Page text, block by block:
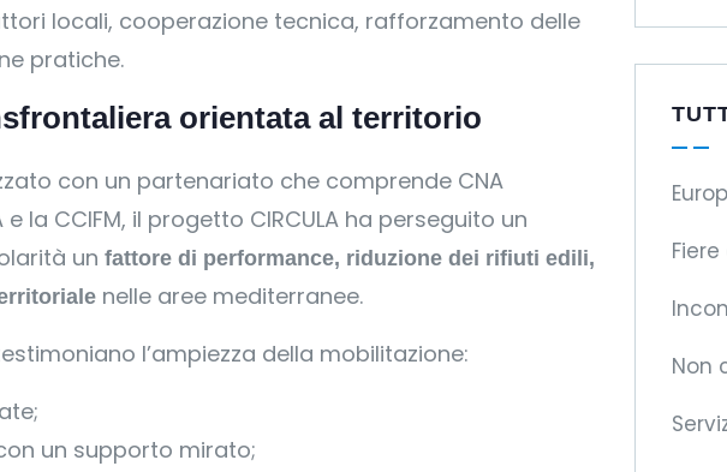
locali, cooperazione tecnica, rafforzamento delle
pratiche.
orientata al territorio
con un partenariato che comprende CNA
e la CCIFM, il progetto CIRCULA ha perseguito un
un fattore di performance, riduzione dei rifiuti edili,
nelle aree mediterranee.
l’ampiezza della mobilitazione:
un supporto mirato;
Non